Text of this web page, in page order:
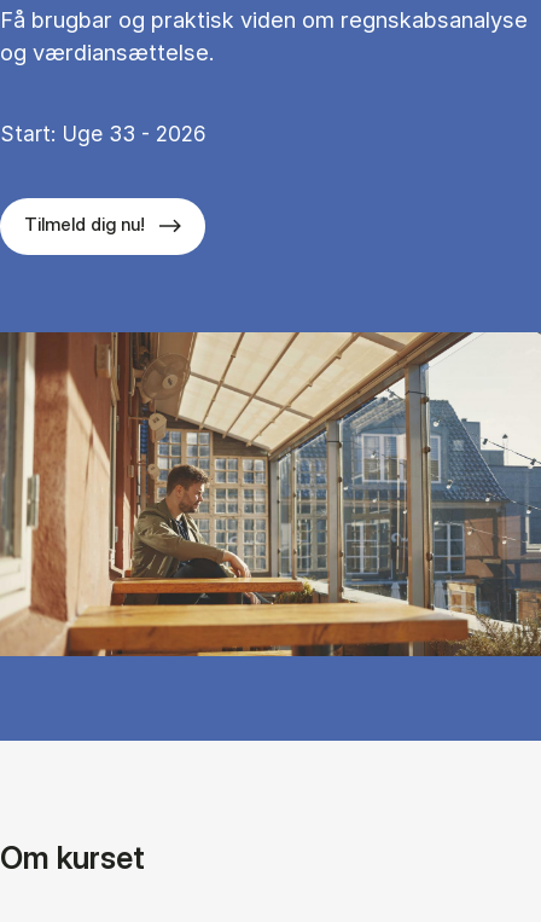
Få brugbar og praktisk viden om regnskabsanalyse
og værdiansættelse.
Start: Uge 33 - 2026
Tilmeld dig nu!
Om kurset